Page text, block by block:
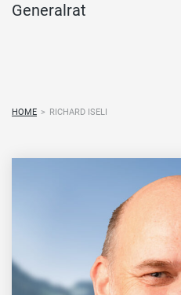
Generalrat
HOME > RICHARD ISELI